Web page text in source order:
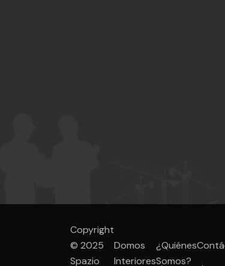
Copyright
© 2025
Spazio
Domos
Interiores
¿Quiénes
Somos?